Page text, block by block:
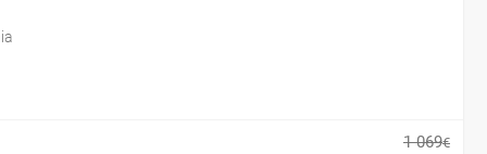
1 069€